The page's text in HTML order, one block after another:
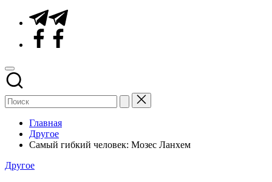
Telegram
Facebook
Главная
Другое
Самый гибкий человек: Мозес Ланхем
Опубликовано
Другое